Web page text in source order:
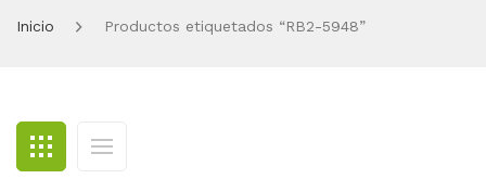
BLOG
CONTACTO
Inicio Productos etiquetados “RB2-5948”